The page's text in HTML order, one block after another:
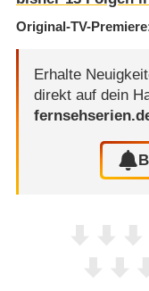
Original-TV-Premiere
Erhalte
direkt auf dein